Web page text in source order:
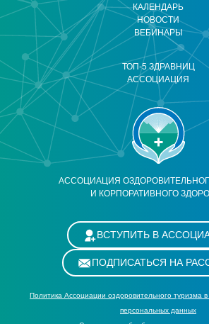
АССОЦИАЦИЯ
И КОРПОРАТИВНОГО
КАЛЕНДАРЬ
НОВОСТИ
ВЕБИНАРЫ
ТОП-5 ЗДРАВНИЦ
АССОЦИАЦИЯ
ВСТУПИТЬ В
ПОДПИСАТЬСЯ НА
Политика Ассоциации оздоровительного туризма
персональных данных